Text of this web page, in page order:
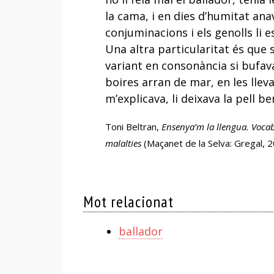
la cama, i en dies d’humitat
conjuminacions i els genolls li
Una altra particularitat és que
variant en consonància si
boires arran de mar, en les
m’explicava, li deixava la pell
Toni Beltran, Ensenya’m la llengua.
malalties(Maçanet de la Selva: Gregal,
Mot relacionat
ballador